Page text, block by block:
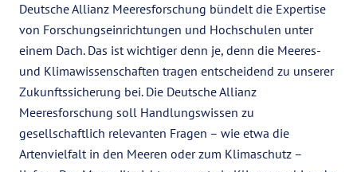
Deutsche Allianz Meeresforschung bündelt die Expertise
von Forschungseinrichtungen und Hochschulen unter
einem Dach. Das ist wichtiger denn je, denn die Meeres-
und Klimawissenschaften tragen entscheidend zu unserer
Zukunftssicherung bei. Die Deutsche Allianz
Meeresforschung soll Handlungswissen zu
gesellschaftlich relevanten Fragen – wie etwa die
Artenvielfalt in den Meeren oder zum Klimaschutz –